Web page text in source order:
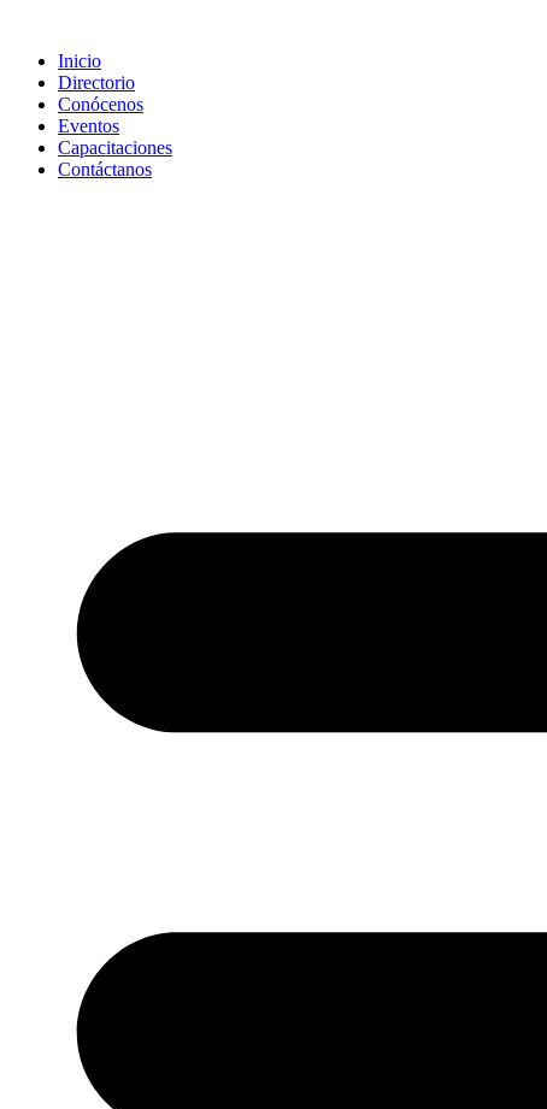
contenido
Inicio
Directorio
Conócenos
Eventos
Capacitaciones
Contáctanos